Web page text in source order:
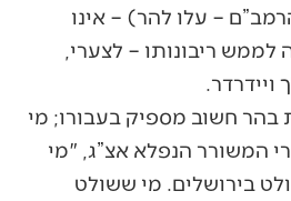
– עלו להר) – אינו
ריבונותו – לצערי,
בהר חשוב מספיק בעבורו; מי
המשורר הנפלא אצ”ג, "מי
בירושלים. מי ששולט